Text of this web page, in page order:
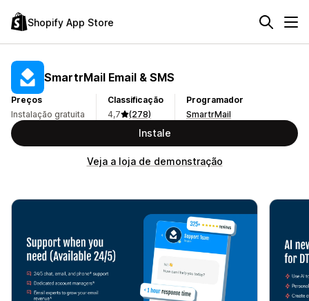
Shopify App Store
SmartrMail Email & SMS
Preços
Instalação gratuita
Classificação
4,7
(278)
Programador
SmartrMail
Instale
Veja a loja de demonstração